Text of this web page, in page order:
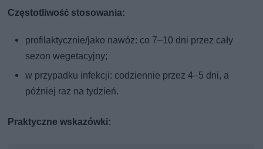
Częstotliwość stosowania:
profilaktycznie/jako nawóz: co 7–10 dni przez cały
sezon wegetacyjny;
w przypadku infekcji: codziennie przez 4–5 dni, a
później raz na tydzień.
Praktyczne wskazówki: